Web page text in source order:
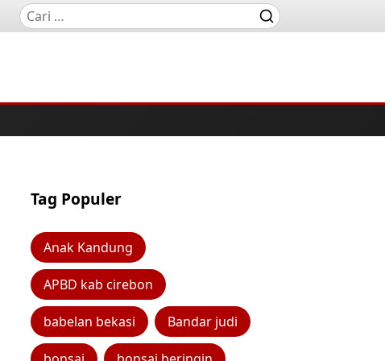
Tag Populer
Anak Kandung
APBD kab cirebon
babelan bekasi Bandar judi